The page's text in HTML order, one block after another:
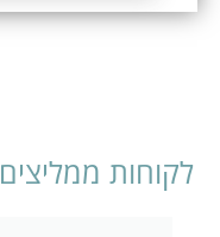
לקוחות ממליצים